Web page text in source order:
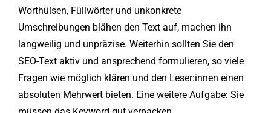
Worthülsen, Füllwörter und unkonkrete
Umschreibungen blähen den Text auf, machen ihn
langweilig und unpräzise. Weiterhin sollten Sie den
SEO-Text aktiv und ansprechend formulieren, so viele
Fragen wie möglich klären und den Leser:innen einen
absoluten Mehrwert bieten. Eine weitere Aufgabe: Sie